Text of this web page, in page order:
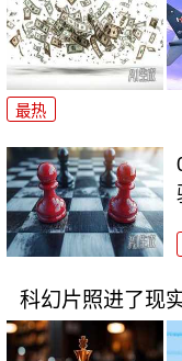
最热
科幻片照进了现